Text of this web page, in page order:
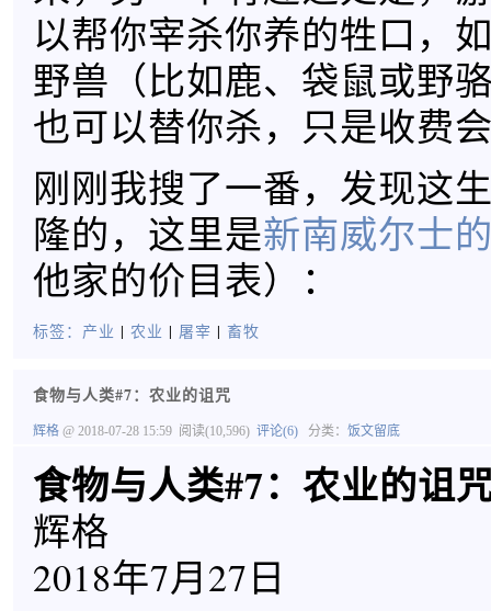
以帮你宰杀你养的牲口，
野兽（比如鹿、袋鼠或野
也可以替你杀，只是收费
刚刚我搜了一番，发现这
隆的，这里是新南威尔士
他家的价目表）：
标签： 产业 | 农业 | 屠宰 | 畜牧
食物与人类#7：农业的诅咒
辉格 @ 2018-07-28 15:59 阅读(10,596) 评论(6) 分类： 饭文留底
食物与人类#7：农业的诅
辉格
2018年7月27日